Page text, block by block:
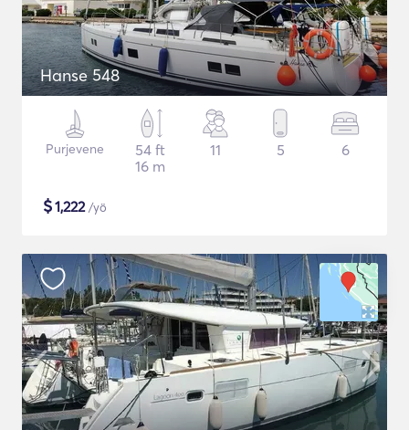
Hanse 548
Purjevene
54 ft
16 m
11 5 6
$1,222/yö